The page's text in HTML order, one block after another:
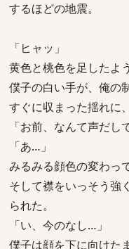
するほどの地震。
「ヒャッ」
黄色と桃色を足したよ
僕子の白い手が、俺の
すぐに収まった揺れに
「お前、なんて声だし
「あ…」
みるみる顔色の変わっ
そして襟をいっそう強
られた。
「い、今のなし…」
僕子は顔を下に向けた